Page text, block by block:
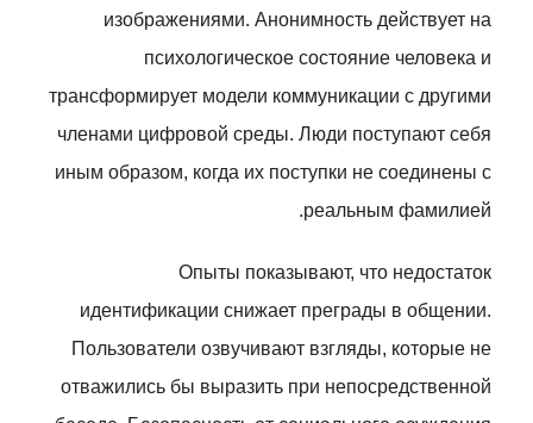
изображениями. Анонимность действует на
психологическое состояние человека и
трансформирует модели коммуникации с другими
членами цифровой среды. Люди поступают себя
иным образом, когда их поступки не соединены с
реальным фамилией.
Опыты показывают, что недостаток
идентификации снижает преграды в общении.
Пользователи озвучивают взгляды, которые не
отважились бы выразить при непосредственной